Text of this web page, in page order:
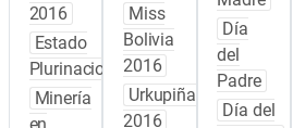
2016
Estado
Plurinacional
Minería
Miss
Bolivia
2016
Urkupiña
2016
Día
del
Padre
Día del